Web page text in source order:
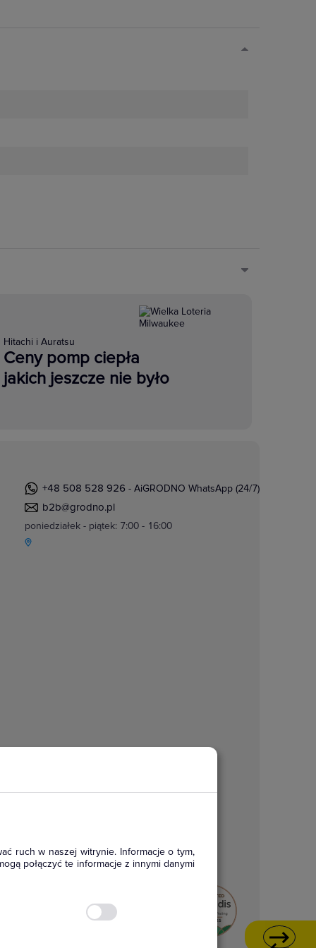
ruch w naszej witrynie. Informacje o tym,
połączyć te informacje z innymi danymi
Hitachi i Auratsu
Ceny pomp ciepła
jakich jeszcze nie było
+48 508 528 926 - AiGRODNO WhatsApp (24/7)
b2b@grodno.pl
poniedziałek - piątek: 7:00 - 16:00